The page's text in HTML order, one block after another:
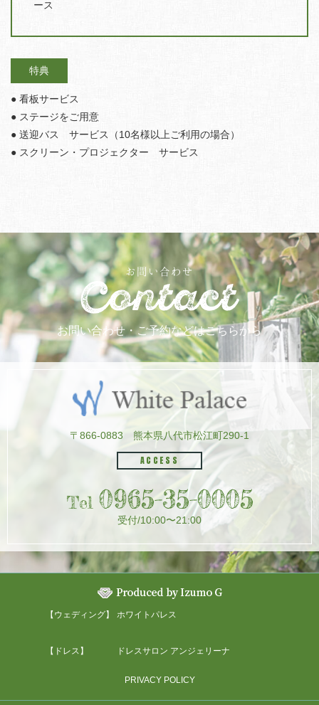
ース
特典
● 看板サービス
● ステージをご用意
● 送迎バス サービス（10名様以上ご利用の場合）
● スクリーン・プロジェクター サービス
お問い合わせ
お問い合わせ・ご予約などはこちらから
〒866-0883 熊本県八代市松江町290-1
ACCESS
Tel 0965-35-0005
受付/10:00〜21:00
【ウェディング】 ホワイトパレス
【ドレス】 ドレスサロン アンジェリーナ
PRIVACY POLICY